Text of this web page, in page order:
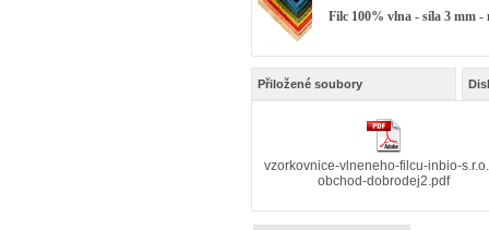
Filc 100% vlna - síla 3 mm -
Přiložené soubory
vzorkovnice-vlneneho-filcu-inbio-
obchod-dobrodej2.pdf